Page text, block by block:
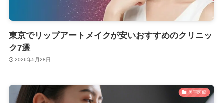
東京でリップアートメイクが安いおすすめのクリニッ
ク7選
2026年5月28日
美容医療